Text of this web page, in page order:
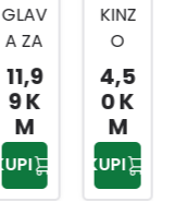
GLAV
A ZA
TRIM
ER
VP118
7
11,9
9 K
M
KUPI
KINZ
O
PODL
OGA
ZA
KOLJ
ENA
4,5
0 K
M
KUPI